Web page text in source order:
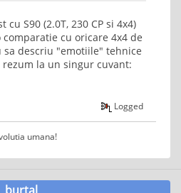
S90 (2.0T, 230 CP si 4x4)
cu oricare 4x4 de
sa descriu "emotiile" tehnice
la un singur cuvant:
Logged
umana!